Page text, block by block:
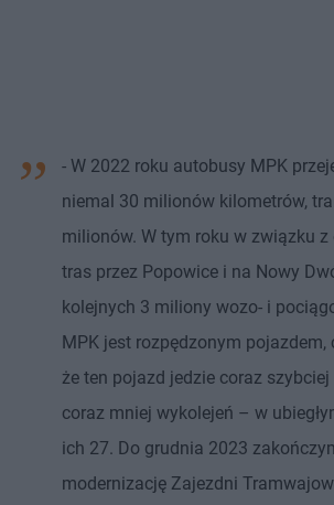
- W 2022 roku autobusy MPK
niemal 30 milionów kilometrów,
milionów. W tym roku w związku z
tras przez Popowice i na Nowy
kolejnych 3 miliony wozo- i
MPK jest rozpędzonym pojazdem,
że ten pojazd jedzie coraz
coraz mniej wykolejeń – w
ich 27. Do grudnia 2023
modernizację Zajezdni